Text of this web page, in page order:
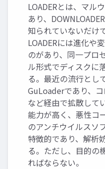
LOADERとは、マル
あり、
知られていないだけ
LOADERには進化や
のがあり、同一プロ
ル形式でディスクに
る。最近の流行とし
GuLoaderであり、
など経由で拡散して
能力が高く、悪性コ
のアンチウイルスソ
特徴的であり、解析
る。ただし、目的の
ればならない。